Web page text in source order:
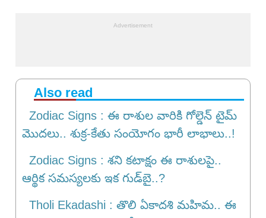
Also read
Zodiac Signs : ఈ రాశుల వారికి గోల్డెన్ టైమ్
మొదలు.. శుక్ర-కేతు సంయోగం భారీ లాభాలు..!
Zodiac Signs : శని కటాక్షం ఈ రాశులపై..
ఆర్థిక సమస్యలకు ఇక‌ గుడ్‌బై..?
Tholi Ekadashi : తొలి ఏకాదశి మహిమ.. ఈ